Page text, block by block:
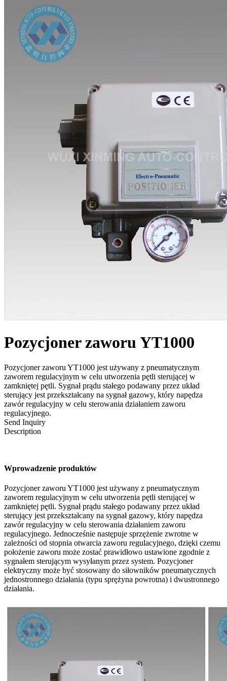
Pozycjoner zaworu YT1000
Pozycjoner zaworu YT1000 jest używany z pneumatycznym
zaworem regulacyjnym w celu utworzenia pętli sterującej w
zamkniętej pętli. Sygnał prądu stałego podawany przez układ
sterujący jest przekształcany na sygnał gazowy, który napędza
zawór regulacyjny w celu sterowania działaniem zaworu
regulacyjnego.
Send Inquiry
Description
Wprowadzenie produktów
Pozycjoner zaworu YT1000 jest używany z pneumatycznym
zaworem regulacyjnym w celu utworzenia pętli sterującej w
zamkniętej pętli. Sygnał prądu stałego podawany przez układ
sterujący jest przekształcany na sygnał gazowy, który napędza
zawór regulacyjny w celu sterowania działaniem zaworu
regulacyjnego. Jednocześnie następuje sprzężenie zwrotne w
zależności od stopnia otwarcia zaworu regulacyjnego, dzięki czemu
położenie zaworu może zostać prawidłowo ustawione zgodnie z
sygnałem sterującym wysyłanym przez system. Pozycjoner
elektryczny może być stosowany do siłowników pneumatycznych
jednostronnego działania (typu sprężyna powrotna) i dwustronnego
działania.